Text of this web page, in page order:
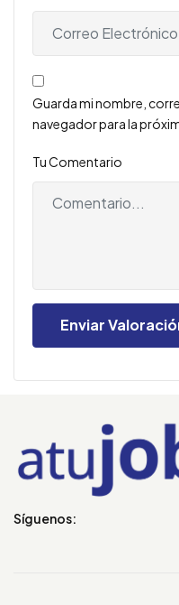
Guarda mi nombre,
navegador para la
Tu Comentario
Síguenos: